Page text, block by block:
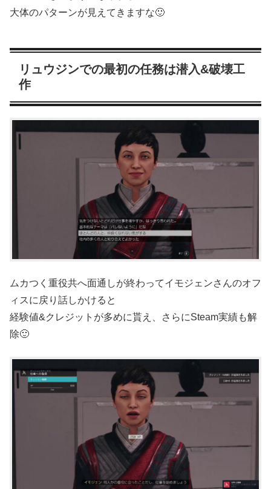
大体のパターンが見えてきますな🙂
リュウジンでの最初の任務は潜入&破壊工
作
ムカつく重役共へ面通しが終わってイモジェンさんのオフ
ィスに戻り話しかけると
経験値&クレジットが多めに貰え、さらにSteam実績も解
除🙂